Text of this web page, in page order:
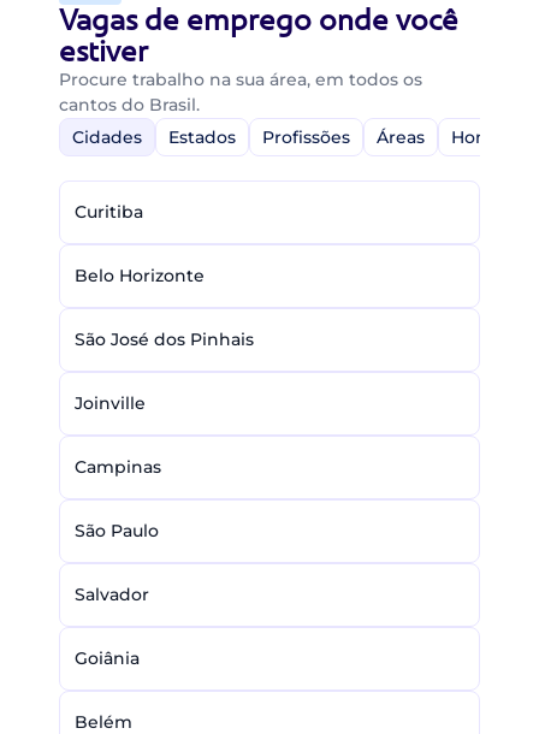
Vagas de emprego onde você
estiver
Procure trabalho na sua área, em todos os
cantos do Brasil.
Cidades
Estados Profissões Áreas Home-
Curitiba
Belo Horizonte
São José dos Pinhais
Joinville
Campinas
São Paulo
Salvador
Goiânia
Belém